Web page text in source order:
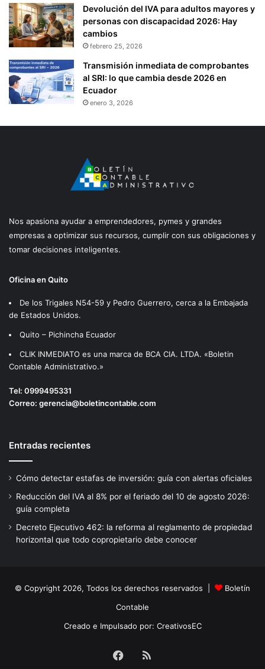
Devolución del IVA para adultos mayores y
personas con discapacidad 2026: Hay
cambios
febrero 25, 2026
Transmisión inmediata de comprobantes
al SRI: lo que cambia desde 2026 en
Ecuador
enero 3, 2026
Nos apasiona ayudar a emprendedores, pymes y grandes
empresas a optimizar sus recursos, cumplir con sus obligaciones y
tomar decisiones inteligentes.
Oficina en Quito
De los Trigales N54-59 y Pedro Guerrero, cerca a la Embajada
de Estados Unidos.
Quito – Pichincha Ecuador
CLIK INMEDIATO es una marca de BCA CIA. LTDA. «Boletin
Contable Administrativo.»
Tel: 0999495331
Correo: gerencia@boletincontable.com
Entradas recientes
Cómo detectar estafas de inversión: guía con alertas oficiales
Reducción del IVA al 8% por el feriado del 10 de agosto 2026:
guía completa
Decreto Ejecutivo 462: la reforma al reglamento de propiedad
horizontal que todo copropietario debe conocer
© Copyright 2026, Todos los derechos reservados |
Boletín
Contable
Creado e Impulsado por: CreativosEC
Facebook